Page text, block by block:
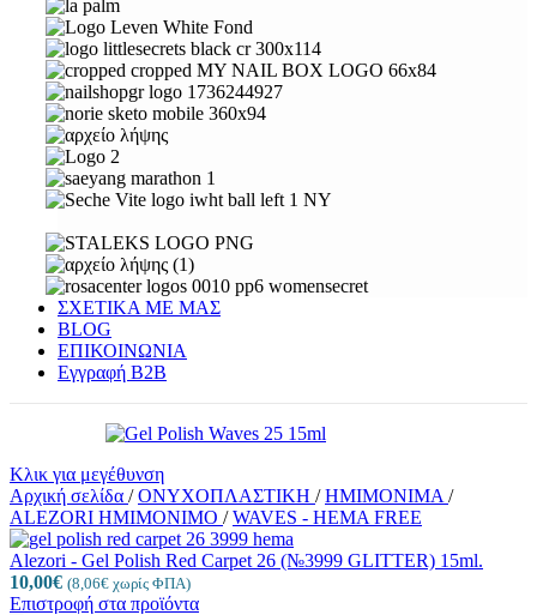
ΣΧΕΤΙΚΑ ΜΕ ΜΑΣ
BLOG
ΕΠΙΚΟΙΝΩΝΙΑ
Εγγραφή Β2Β
Κλικ για μεγέθυνση
Αρχική σελίδα / ΟΝΥΧΟΠΛΑΣΤΙΚΗ / ΗΜΙΜΟΝΙΜΑ /
ALEZORI ΗΜΙΜΟΝΙΜΟ / WAVES - HEMA FREE
Alezori - Gel Polish Red Carpet 26 (№3999 GLITTER) 15ml.
10,00€ (8,06€ χωρίς ΦΠΑ)
Επιστροφή στα προϊόντα